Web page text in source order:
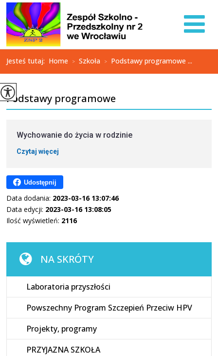
Jesteś tutaj: Home > Szkoła > Podstawy programowe ...
Podstawy programowe
Wychowanie do życia w rodzinie
Czytaj więcej
Udostępnij
Data dodania: 2023-03-16 13:07:46
Data edycji: 2023-03-16 13:08:05
Ilość wyświetleń: 2116
NA SKRÓTY
Laboratoria przyszłości
Powszechny Program Szczepień Przeciw HPV
Projekty, programy
PRZYJAZNA SZKOŁA